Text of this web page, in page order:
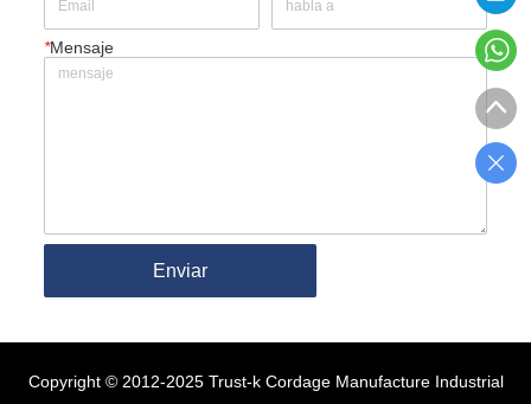
*Mensaje
Enviar
Copyright © 2012-2025 Trust-k Cordage Manufacture Industrial